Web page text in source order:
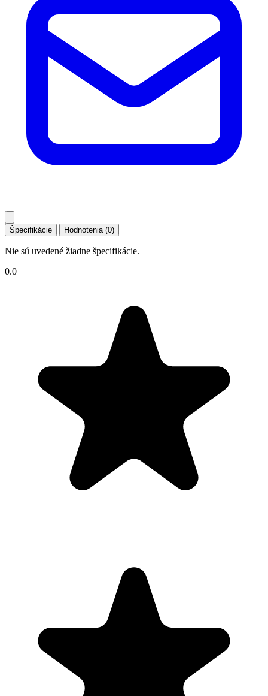
Špecifikácie Hodnotenia (0)
Nie sú uvedené žiadne špecifikácie.
0.0